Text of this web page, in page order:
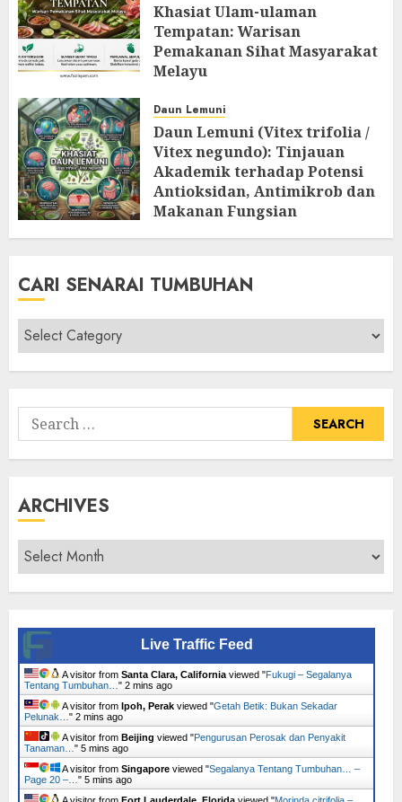
Khasiat Ulam-ulaman
Tempatan: Warisan
Pemakanan Sihat Masyarakat
Melayu
Daun Lemuni
Daun Lemuni (Vitex trifolia /
Vitex negundo): Tinjauan
Akademik terhadap Potensi
Antioksidan, Antimikrob dan
Makanan Fungsian
CARI SENARAI TUMBUHAN
Cari
Senarai
Tumbuhan
Search
for:
ARCHIVES
Archives
Live Traffic Feed
A visitor from Santa Clara, California viewed "Fukugi – Segalanya
Tentang Tumbuhan… " 2 mins ago
A visitor from Ipoh, Perak viewed "Getah Betik: Bukan Sekadar
Pelunak… " 3 mins ago
A visitor from Beijing viewed "Pengurusan Perosak dan Penyakit
Tanaman… " 5 mins ago
A visitor from Singapore viewed "Segalanya Tentang Tumbuhan… –
Page 20 –… " 5 mins ago
A visitor from Fort Lauderdale, Florida viewed "Morinda citrifolia –